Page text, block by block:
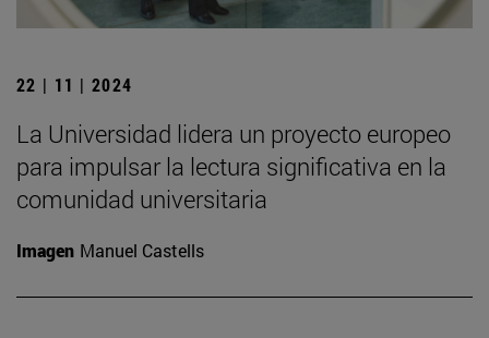
22 | 11 | 2024
La Universidad lidera un proyecto europeo
para impulsar la lectura significativa en la
comunidad universitaria
Imagen Manuel Castells